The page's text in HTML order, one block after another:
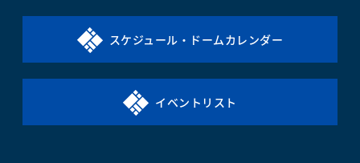
スケジュール・ドームカレンダー
イベントリスト